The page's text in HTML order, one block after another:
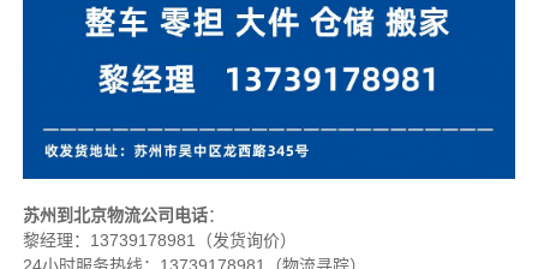
苏州到北京物流公司电话：
黎经理： 13739178981（发货询价）